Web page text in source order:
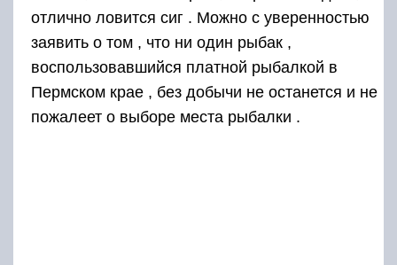
отлично ловится сиг . Можно с уверенностью
заявить о том , что ни один рыбак ,
воспользовавшийся платной рыбалкой в
Пермском крае , без добычи не останется и не
пожалеет о выборе места рыбалки .